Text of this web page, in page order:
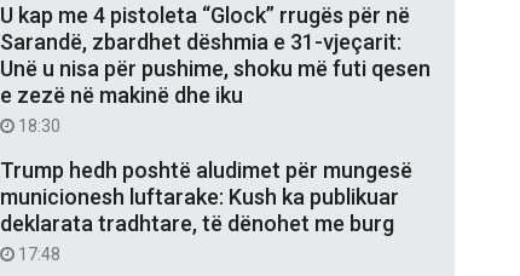
U kap me 4 pistoleta “Glock” rrugës për në
Sarandë, zbardhet dëshmia e 31-vjeçarit:
Unë u nisa për pushime, shoku më futi qesen
e zezë në makinë dhe iku
18:30
Trump hedh poshtë aludimet për mungesë
municionesh luftarake: Kush ka publikuar
deklarata tradhtare, të dënohet me burg
17:48